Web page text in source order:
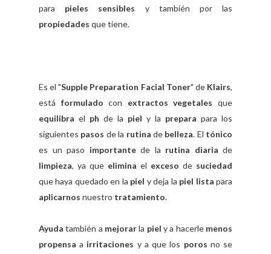
para pieles sensibles y también por las
propiedades que tiene.
Es el "Supple Preparation Facial Toner" deKlairs,
está formulado con extractos vegetales que
equilibra el ph de la piel y la prepara para los
siguientes pasos de la rutina de belleza. El tónico
es un paso importantede la rutina diaria de
limpieza, ya que elimina el exceso de suciedad
que haya quedado en la piel y deja la piel lista para
aplicarnos nuestro tratamiento.
Ayudatambién a mejorarla piely a hacerle menos
propensa a irritaciones y a que los poros no se